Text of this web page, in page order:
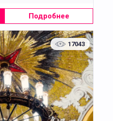
Подробнее
17043